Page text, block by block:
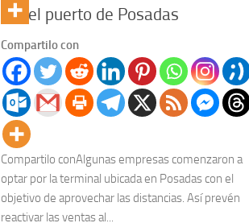
por el puerto de Posadas
Compartilo con
Compartilo conAlgunas empresas comenzaron a
optar por la terminal ubicada en Posadas con el
objetivo de aprovechar las distancias. Así prevén
reactivar las ventas al...